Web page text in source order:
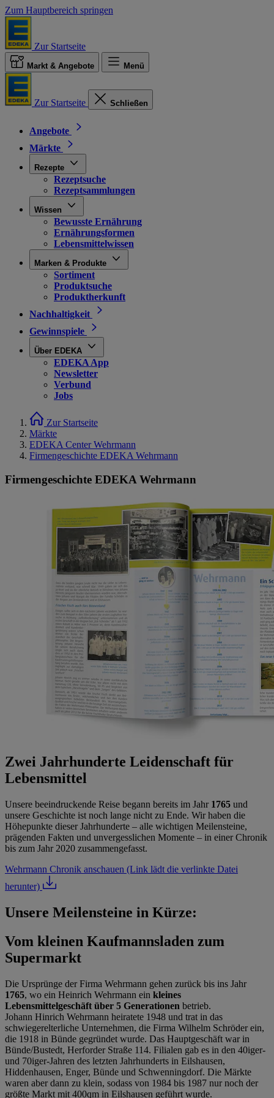
Zum Hauptbereich springen
Zur Startseite
Markt & Angebote Menü
Zur Startseite Schließen
Angebote
Märkte
Rezepte
Rezeptsuche
Rezeptsammlungen
Wissen
Bewusste Ernährung
Ernährungsformen
Lebensmittelwissen
Marken & Produkte
Sortiment
Produktsuche
Produktherkunft
Nachhaltigkeit
Gewinnspiele
Über EDEKA
EDEKA App
Newsletter
Verbund
Jobs
Zur Startseite
Märkte
EDEKA Center Wehrmann
Firmengeschichte EDEKA Wehrmann
Firmengeschichte EDEKA Wehrmann
Zwei Jahrhunderte Leidenschaft für
Lebensmittel
Unsere beeindruckende Reise begann bereits im Jahr 1765 und
unsere Geschichte ist noch lange nicht zu Ende. Wir haben die
Höhepunkte dieser Jahrhunderte – alle wichtigen Meilensteine,
prägenden Fakten und unvergesslichen Momente – in einer Chronik
bis zum Jahr 2020 zusammengefasst.
Wehrmann Chronik anschauen (Link lädt die verlinkte Datei
herunter)
Unsere Meilensteine in Kürze:
Vom kleinen Kaufmannsladen zum
Supermarkt
Die Ursprünge der Firma Wehrmann gehen zurück bis ins Jahr
1765, wo ein Heinrich Wehrmann ein kleines
Lebensmittelgeschäft über 5 Generationen betrieb.
Johann Hinrich Wehrmann heiratete 1948 und trat in das
schwiegerelterliche Unternehmen, die Firma Wilhelm Schröder ein,
die 1918 in Bünde gegründet wurde. Das Hauptgeschäft war in
Bünde/Bustedt, Herforder Straße 114. Filialen gab es in den 40iger-
und 70iger-Jahren des letzten Jahrhunderts in Eilshausen,
Hiddenhausen, Enger, Bünde und Schwenningdorf. Die Märkte
waren aber dann zu klein, sodass von 1984 bis 1987 nur noch der
größte Markt mit 400qm in Eilshausen geführt wurde.